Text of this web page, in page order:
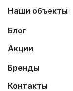
Наши объекты
Блог
Акции
Бренды
Контакты